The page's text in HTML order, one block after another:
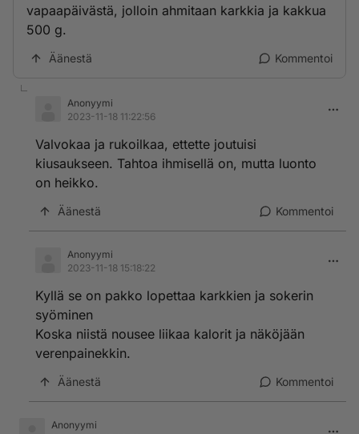
vapaapäivästä, jolloin ahmitaan karkkia ja kakkua
500 g.
Äänestä Kommentoi
Anonyymi
2023-11-18 11:22:56
Valvokaa ja rukoilkaa, ettette joutuisi
kiusaukseen. Tahtoa ihmisellä on, mutta luonto
on heikko.
Äänestä Kommentoi
Anonyymi
2023-11-18 15:18:22
Kyllä se on pakko lopettaa karkkien ja sokerin
syöminen
Koska niistä nousee liikaa kalorit ja näköjään
verenpainekkin.
Äänestä Kommentoi
Anonyymi